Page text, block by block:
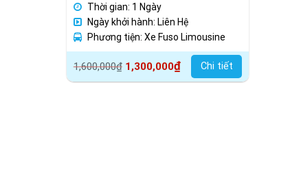
Thời gian: 1 Ngày
Ngày khởi hành: Liên Hệ
Phương tiện: Xe Fuso Limousine
1,600,000₫
Giá
gốc
1,300,000₫
Giá
hiện
Chi tiết